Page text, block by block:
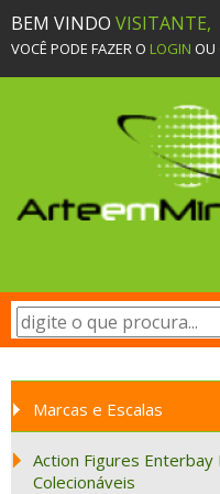
BEM VINDO VISITANTE,
VOCÊ PODE FAZER O LOGIN OU
Marcas e Escalas
Action Figures Enterbay
Colecionáveis